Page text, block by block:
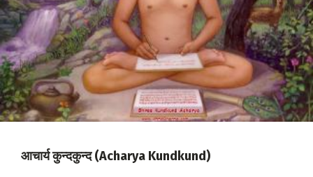
आचार्य कुन्दकुन्द (Acharya Kundkund)